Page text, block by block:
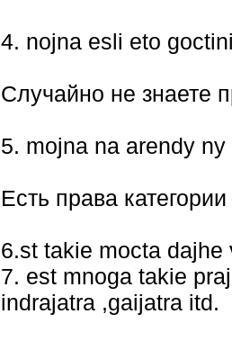
4. nojna esli eto
Случайно не знаете
5. mojna na arendy
Есть права
6.st takie mocta
7. est mnoga takie
indrajatra ,gaijatra itd.